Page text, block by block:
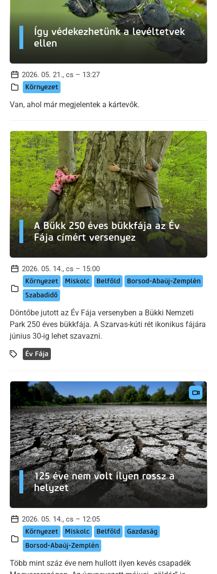
Így védekezhetünk a levéltetvek
ellen
2026. 05. 21., cs – 13:27
Környezet
Van, ahol már megjelentek a kártevők.
A Bükk 250 éves bükkfája az Év
Fája címért versenyez
2026. 05. 14., cs – 15:00
Környezet Miskolc Belföld
Borsod-Abaúj-Zemplén
Szabadidő
Döntőbe jutott az Év Fája versenyben a Bükki Nemzeti
Park 250 éves bükkfája. A Szarvas-kúti rét ikonikus fájára
június 30-ig lehet szavazni.
Év Fája
125 éve nem volt ilyen rossz a
helyzet
2026. 05. 14., cs – 12:05
Környezet Miskolc Belföld
Gazdaság
Borsod-Abaúj-Zemplén
Több mint száz éve nem hullott ilyen kevés csapadék